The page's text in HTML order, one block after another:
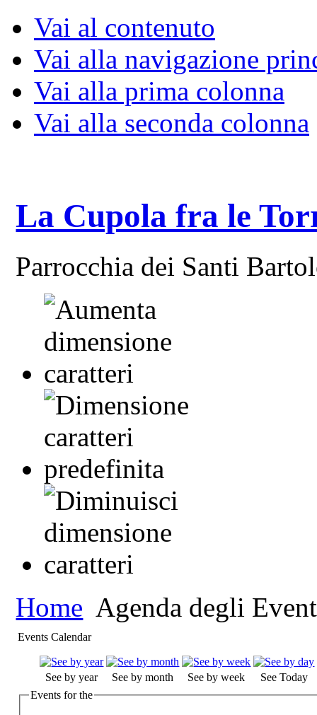
Vai al contenuto
Vai alla navigazione
Vai alla prima colonna
Vai alla seconda colonna
La Cupola fra le
Parrocchia dei Santi
Home Agenda degli
Events Calendar
See by year See by month See by week
See Today
Events for the